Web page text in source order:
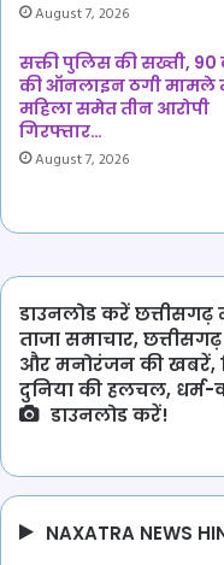
August 7, 2026
सक्ती पुलिस की सख्ती,
की ऑनलाइन ठगी मामले
महिला समेत तीन आरोपी
गिरफ्तार…
August 7, 2026
डाउनलोड करें छत्तीसगढ़
ताजा समाचार,
और मनोरंजन की खबरें,
दुनिया की हलचल,
डाउनलोड करें!
NAXATRA NEWS